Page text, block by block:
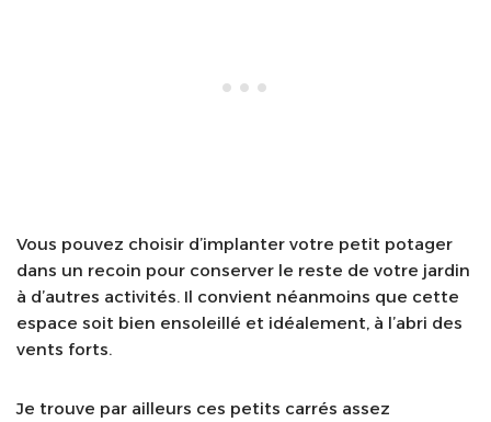
Vous pouvez choisir d’implanter votre petit potager
dans un recoin pour conserver le reste de votre jardin
à d’autres activités. Il convient néanmoins que cette
espace soit bien ensoleillé et idéalement, à l’abri des
vents forts.
Je trouve par ailleurs ces petits carrés assez